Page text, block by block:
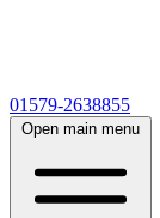
01579-2638855
Open main menu